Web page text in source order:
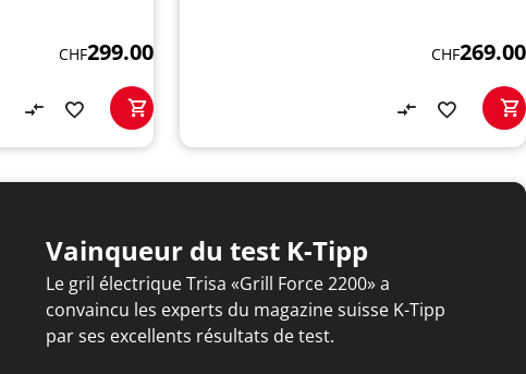
CHF299.00 CHF269.00
Vainqueur du test K-Tipp
Le gril électrique Trisa «Grill Force 2200» a
convaincu les experts du magazine suisse K-Tipp
par ses excellents résultats de test.